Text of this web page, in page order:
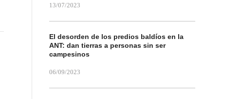
13/07/2023
El desorden de los predios baldíos en la
ANT: dan tierras a personas sin ser
campesinos
06/09/2023